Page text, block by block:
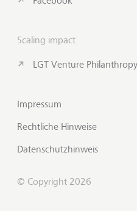
Scaling impact
LGT Venture Philanthropy
Impressum
Rechtliche Hinweise
Datenschutzhinweis
© Copyright 2026